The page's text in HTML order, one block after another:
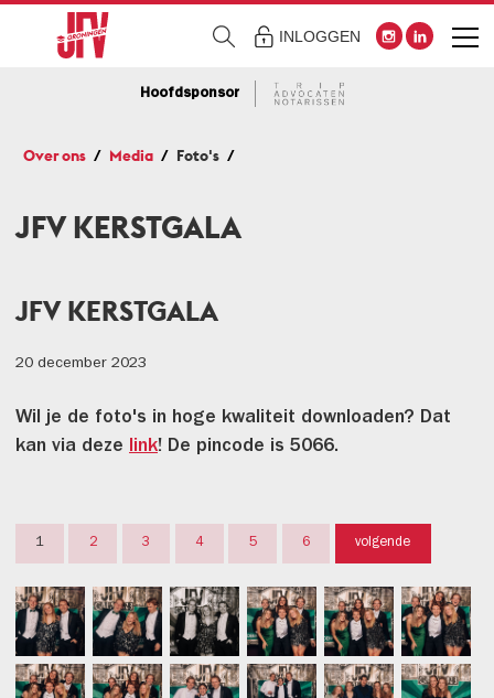
INLOGGEN
Hoofdsponsor
Over ons Media Foto's
JFV KERSTGALA
JFV KERSTGALA
20 december 2023
Wil je de foto's in hoge kwaliteit downloaden? Dat
kan via deze link! De pincode is 5066.
1 2 3 4 5 6 volgende